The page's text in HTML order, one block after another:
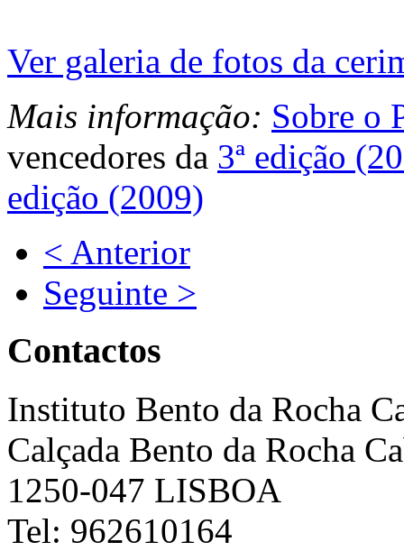
Ver galeria de fotos da
Mais informação: Sobre o
vencedores da 3ª edição
edição (2009)
< Anterior
Seguinte >
Contactos
Instituto Bento da Rocha
Calçada Bento da Rocha
1250-047 LISBOA
Tel: 962610164